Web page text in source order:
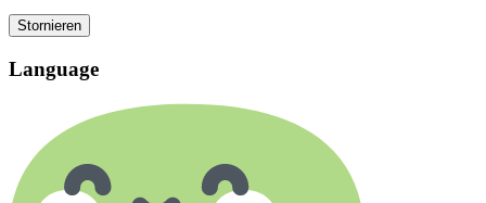
Stornieren
Language